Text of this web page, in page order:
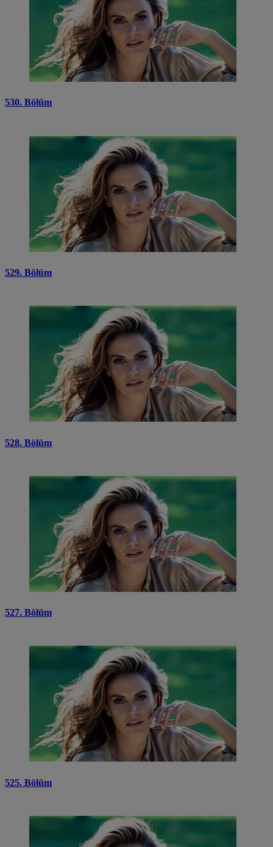
530. Bölüm
529. Bölüm
528. Bölüm
527. Bölüm
525. Bölüm